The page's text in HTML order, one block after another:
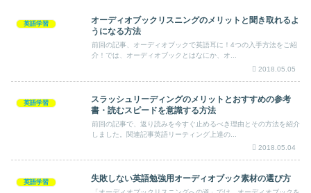
英語学習
オーディオブックリスニングのメリットと聞き取れるよ
うになる方法
前回の記事、オーディオブックで英語耳に！4つの入手方法をご紹
介！では、オーディオブックとはなにか、オ...
2018.05.05
英語学習
スラッシュリーディングのメリットとおすすめの参考
書・読むスピードを意識する方法
前回の記事で、返り読みを今すぐ止めるべき理由とその方法を紹介
しました。関連記事英語リーティング上達の...
2018.05.04
英語学習 失敗しない英語勉強用オーディオブック素材の選び方